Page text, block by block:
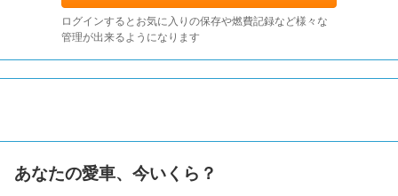
ログインするとお気に入りの保存や燃費記録など様々な
管理が出来るようになります
あなたの愛車、今いくら？